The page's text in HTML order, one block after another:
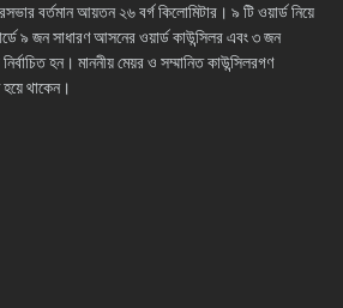
বর্তমান আয়তন ২৬ বর্গ কিলোমিটার। ৯ টি ওয়ার্ড নিয়ে
৯ জন সাধারণ আসনের ওয়ার্ড কাউন্সিলর এবং ৩ জন
হন। মাননীয় মেয়র ও সম্মানিত কাউন্সিলরগণ
থাকেন।